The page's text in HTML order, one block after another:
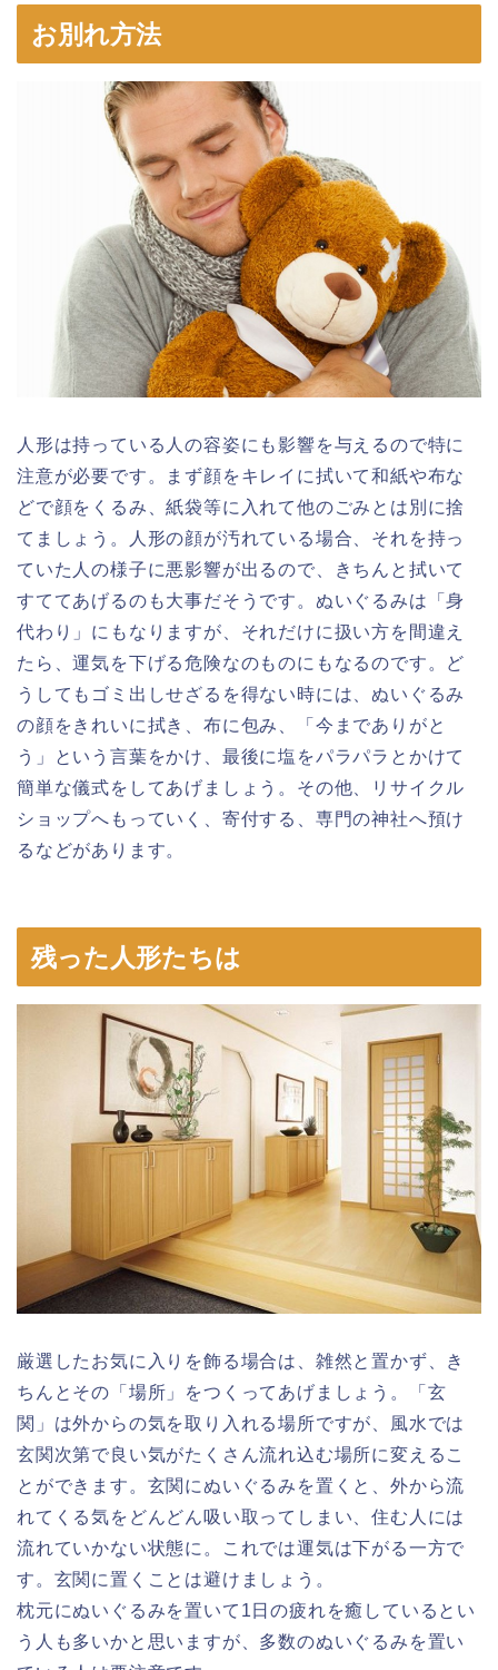
お別れ方法
人形は持っている人の容姿にも影響を与えるので特に
注意が必要です。まず顔をキレイに拭いて和紙や布な
どで顔をくるみ、紙袋等に入れて他のごみとは別に捨
てましょう。人形の顔が汚れている場合、それを持っ
ていた人の様子に悪影響が出るので、きちんと拭いて
すててあげるのも大事だそうです。ぬいぐるみは「身
代わり」にもなりますが、それだけに扱い方を間違え
たら、運気を下げる危険なのものにもなるのです。ど
うしてもゴミ出しせざるを得ない時には、ぬいぐるみ
の顔をきれいに拭き、布に包み、「今までありがと
う」という言葉をかけ、最後に塩をパラパラとかけて
簡単な儀式をしてあげましょう。その他、リサイクル
ショップへもっていく、寄付する、専門の神社へ預け
るなどがあります。
残った人形たちは
厳選したお気に入りを飾る場合は、雑然と置かず、き
ちんとその「場所」をつくってあげましょう。「玄
関」は外からの気を取り入れる場所ですが、風水では
玄関次第で良い気がたくさん流れ込む場所に変えるこ
とができます。玄関にぬいぐるみを置くと、外から流
れてくる気をどんどん吸い取ってしまい、住む人には
流れていかない状態に。これでは運気は下がる一方で
す。玄関に置くことは避けましょう。
枕元にぬいぐるみを置いて1日の疲れを癒しているとい
う人も多いかと思いますが、多数のぬいぐるみを置い